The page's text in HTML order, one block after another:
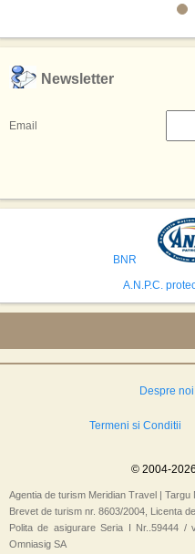
atragerea a pana la 10 milioane
exclusiv simularea suprafetei
,,Credem ca exista sanse mari sa
multe'', a declarat Michael R.
Resorts, citat de Gulf News.
decisiv pentru reali zarea proiectului.
Printre celelalte tari care
se numara Australia, Brazilia,
avea cele mai mari sanse de a
preconizeaza ca va deveni a
isi bazeaza oferta pe
Newsletter
Email
BNR
A.N.P.C.
Despre noi
Termeni si Conditii
© 2004-
Agentia de turism Meridian Travel | Targu
Brevet de turism nr. 8603/2004, Licenta
Polita de asigurare Seria I Nr..59444 /
Omniasig SA